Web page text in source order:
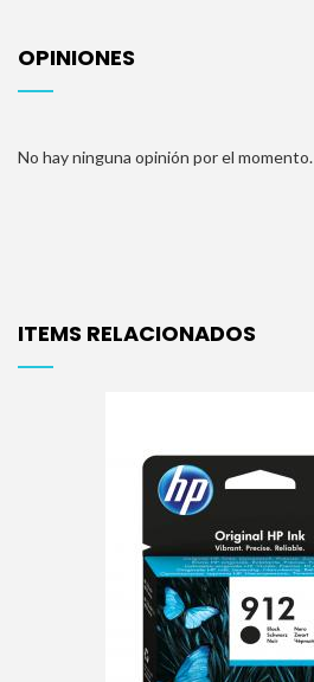
OPINIONES
No hay ninguna opinión por el momento.
ITEMS RELACIONADOS